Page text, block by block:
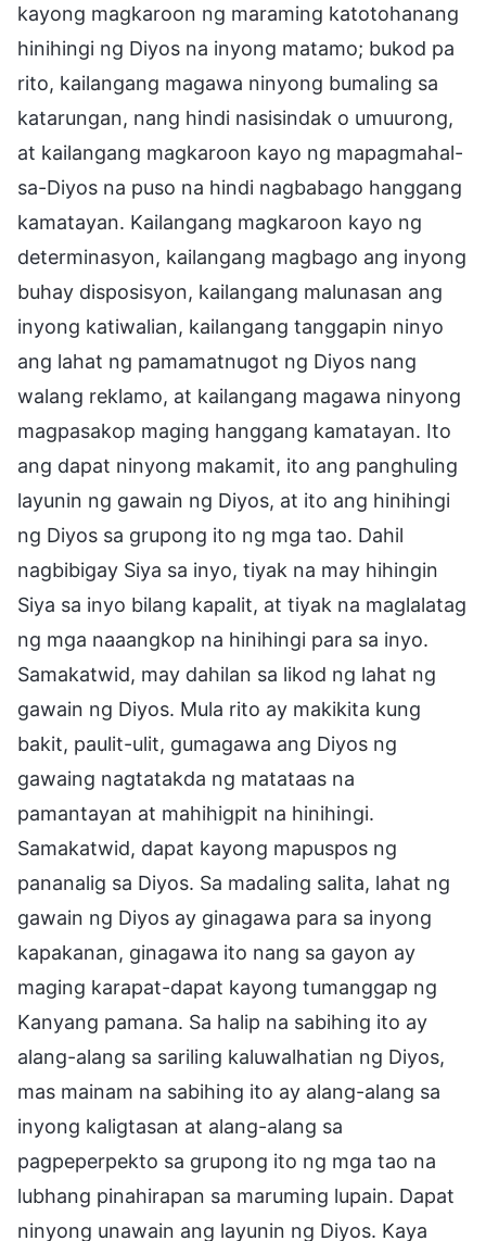
kayong magkaroon ng maraming katotohanang
hinihingi ng Diyos na inyong matamo; bukod pa
rito, kailangang magawa ninyong bumaling sa
katarungan, nang hindi nasisindak o umuurong,
at kailangang magkaroon kayo ng mapagmahal-
sa-Diyos na puso na hindi nagbabago hanggang
kamatayan. Kailangang magkaroon kayo ng
determinasyon, kailangang magbago ang inyong
buhay disposisyon, kailangang malunasan ang
inyong katiwalian, kailangang tanggapin ninyo
ang lahat ng pamamatnugot ng Diyos nang
walang reklamo, at kailangang magawa ninyong
magpasakop maging hanggang kamatayan. Ito
ang dapat ninyong makamit, ito ang panghuling
layunin ng gawain ng Diyos, at ito ang hinihingi
ng Diyos sa grupong ito ng mga tao. Dahil
nagbibigay Siya sa inyo, tiyak na may hihingin
Siya sa inyo bilang kapalit, at tiyak na maglalatag
ng mga naaangkop na hinihingi para sa inyo.
Samakatwid, may dahilan sa likod ng lahat ng
gawain ng Diyos. Mula rito ay makikita kung
bakit, paulit-ulit, gumagawa ang Diyos ng
gawaing nagtatakda ng matataas na
pamantayan at mahihigpit na hinihingi.
Samakatwid, dapat kayong mapuspos ng
pananalig sa Diyos. Sa madaling salita, lahat ng
gawain ng Diyos ay ginagawa para sa inyong
kapakanan, ginagawa ito nang sa gayon ay
maging karapat-dapat kayong tumanggap ng
Kanyang pamana. Sa halip na sabihing ito ay
alang-alang sa sariling kaluwalhatian ng Diyos,
mas mainam na sabihing ito ay alang-alang sa
inyong kaligtasan at alang-alang sa
pagpeperpekto sa grupong ito ng mga tao na
lubhang pinahirapan sa maruming lupain. Dapat
ninyong unawain ang layunin ng Diyos. Kaya